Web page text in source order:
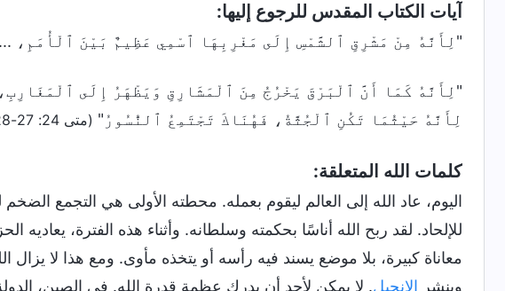
آيات الكتاب المقدس للرجوع إليها:
"لِأَنَّهُ مِنْ مَشْرِقِ ٱلشَّمْسِ إِلَى مَغْرِبِهَا ٱسْمِي عَظِيمٌ بَيْنَ ٱلْأُمَمِ،
"لِأَنَّهُ كَمَا أَنَّ ٱلْبَرْقَ يَخْرُجُ مِنَ ٱلْمَشَارِقِ وَيَظْهَرُ إِلَى
لِأَنَّهُ حَيْثُمَا تَكُنِ ٱلْجُثَّةُ، فَهُنَاكَ تَجْتَمِعُ ٱلنُّسُورُ" (متى 24: 27-28)
كلمات الله المتعلقة:
اليوم، عاد الله إلى العالم ليقوم بعمله. محطته الأولى هي التجمع الضخم
للإلحاد. لقد ربح الله أناسًا بحكمته وسلطانه. وأثناء هذه الفترة،
معاناة كبيرة، بلا موضع يسند فيه رأسه أو يتخذه مأوى. ومع هذا لا
وينشر الإنجيل. لا يمكن لأحد أن يدرك عظمة قدرة الله. في الصين،